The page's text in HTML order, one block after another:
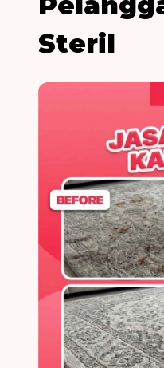
Steril